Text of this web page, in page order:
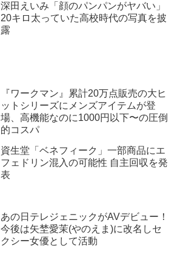
深田えいみ「顔のパンパンがヤバい」
20キロ太っていた高校時代の写真を披
露
『ワークマン』累計20万点販売の大ヒ
ットシリーズにメンズアイテムが登
場、高機能なのに1000円以下〜の圧倒
的コスパ
資生堂「ベネフィーク」一部商品にエ
フェドリン混入の可能性 自主回収を発
表
あの日テレジェニックがAVデビュー！
今後は矢埜愛茉(やのえま)に改名しセ
クシー女優として活動